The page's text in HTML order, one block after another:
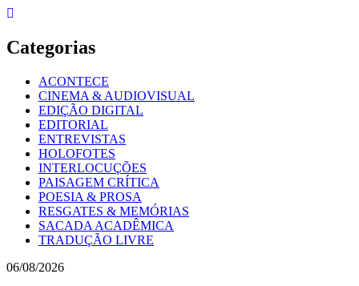
Skip
content
Categorias
ACONTECE
CINEMA & AUDIOVISUAL
EDIÇÃO DIGITAL
EDITORIAL
ENTREVISTAS
HOLOFOTES
INTERLOCUÇÕES
PAISAGEM CRÍTICA
POESIA & PROSA
RESGATES & MEMÓRIAS
SACADA ACADÊMICA
TRADUÇÃO LIVRE
06/08/2026